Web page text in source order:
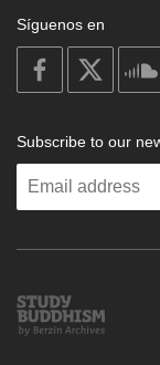
Síguenos en
on
facebook
Subscribe to our
Enter
Study
Buddhism